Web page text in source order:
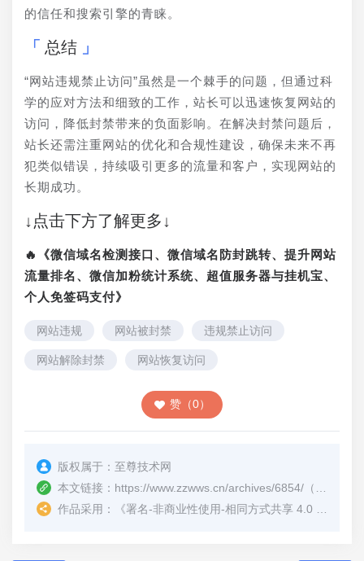
的信任和搜索引擎的青睐。
总结
“网站违规禁止访问”虽然是一个棘手的问题，但通过科
学的应对方法和细致的工作，站长可以迅速恢复网站的
访问，降低封禁带来的负面影响。在解决封禁问题后，
站长还需注重网站的优化和合规性建设，确保未来不再
犯类似错误，持续吸引更多的流量和客户，实现网站的
长期成功。
↓点击下方了解更多↓
🔥《微信域名检测接口、微信域名防封跳转、提升网站
流量排名、微信加粉统计系统、超值服务器与挂机宝、
个人免签码支付》
网站违规 网站被封禁 违规禁止访问
网站解除封禁 网站恢复访问
赞（0）
版权属于： 至尊技术网
本文链接： https://www.zzwws.cn/archives/6854/ （转载时请注明本文出处及文章链接）
作品采用：
《署名-非商业性使用-相同方式共享 4.0 国际 (CC BY-NC-SA 4.0)